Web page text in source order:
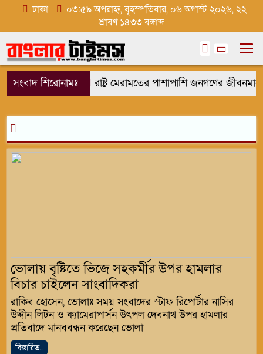
ঢাকা
০৩:৫৯ অপরাহ্ন, বৃহস্পতিবার, ০৬ অগাস্ট ২০২৬, ২২
শ্রাবণ ১৪৩৩ বঙ্গাব্দ
সংবাদ শিরোনামঃ রাষ্ট্র মেরামতের পাশাপাশি জনগণের
ভোলায় বৃষ্টিতে ভিজে সহকর্মীর উপর হামলার
বিচার চাইলেন সাংবাদিকরা
রাকিব হোসেন, ভোলাঃ সময় সংবাদের স্টাফ রিপোর্টার নাসির
উদ্দীন লিটন ও ক্যামেরাপার্সন উৎপল দেবনাথ উপর হামলার
প্রতিবাদে মানববন্ধন করেছেন ভোলা
বিস্তারিত..